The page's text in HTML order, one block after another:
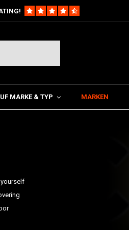
MARKE & TYP MARKEN